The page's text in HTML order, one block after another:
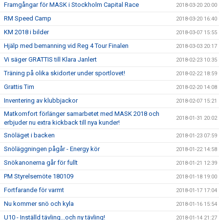
Framgångar för MASK i Stockholm Capital Race 2018-03-20 20:00
RM Speed Camp 2018-03-20 16:40
KM 2018 i bilder 2018-03-07 15:55
Hjälp med bemanning vid Reg 4 Tour Finalen 2018-03-03 20:17
Vi säger GRATTIS till Klara Janlert 2018-02-23 10:35
Träning på olika skidorter under sportlovet! 2018-02-22 18:59
Grattis Tim 2018-02-20 14:08
Inventering av klubbjackor 2018-02-07 15:21
Matkomfort förlänger samarbetet med MASK 2018 och
erbjuder nu extra kickback till nya kunder!
2018-01-31 20:02
Snöläget i backen 2018-01-23 07:59
Snöläggningen pågår - Energy kör 2018-01-22 14:58
Snökanonerna går för fullt 2018-01-21 12:39
PM Styrelsemöte 180109 2018-01-18 19:00
Fortfarande för varmt 2018-01-17 17:04
Nu kommer snö och kyla 2018-01-16 15:54
U10 - Inställd tävling...och ny tävling! 2018-01-14 21:27